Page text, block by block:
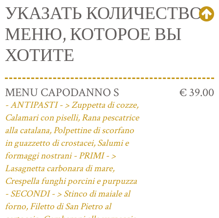
УКАЗАТЬ КОЛИЧЕСТВО
МЕНЮ, КОТОРОЕ ВЫ
ХОТИТЕ
MENU CAPODANNO S
- ANTIPASTI - > Zuppetta di cozze,
Calamari con piselli, Rana pescatrice
alla catalana, Polpettine di scorfano
in guazzetto di crostacei, Salumi e
formaggi nostrani - PRIMI - >
Lasagnetta carbonara di mare,
Crespella funghi porcini e purpuzza
- SECONDI - > Stinco di maiale al
forno, Filetto di San Pietro al
€ 39.00